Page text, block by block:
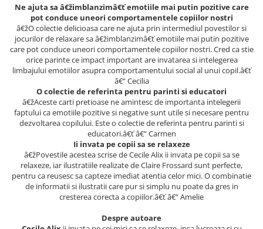
Cadouri
Carti in dar
Carti pentru copii
Beletristica
Literatura Universala
Poezie
SF & Fantasy
Carte Prescolara, Joc
Carti cartonate
Descopera lumea
Descopera si invata
Povesti pe roti
Ne ajuta sa â€žimblanzimâ€ť emotiile mai putin pozitive care
pot conduce uneori comportamentele copiilor nostri
â€žO colectie delicioasa care ne ajuta prin intermediul povestilor si
jocurilor de relaxare sa â€žimblanzimâ€ť emotiile mai putin pozitive
care pot conduce uneori comportamentele copiilor nostri. Cred ca stie
orice parinte ce impact important are invatarea si intelegerea
limbajului emotiilor asupra comportamentului social al unui copil.â€ť
â€“ Cecilia
O colectie de referinta pentru parinti si educatori
â€žAceste carti pretioase ne amintesc de importanta intelegerii
faptului ca emotiile pozitive si negative sunt utile si necesare pentru
dezvoltarea copilului. Este o colectie de referinta pentru parinti si
educatori.â€ť â€“ Carmen
Ii invata pe copii sa se relaxeze
â€žPovestile acestea scrise de Cecile Alix ii invata pe copii sa se
relaxeze, iar ilustratiile realizate de Claire Frossard sunt perfecte,
pentru ca reusesc sa capteze imediat atentia celor mici. O combinatie
de informatii si ilustratii care pur si simplu nu poate da gres in
cresterea corecta a copiilor.â€ť â€“ Amelie
Despre autoare